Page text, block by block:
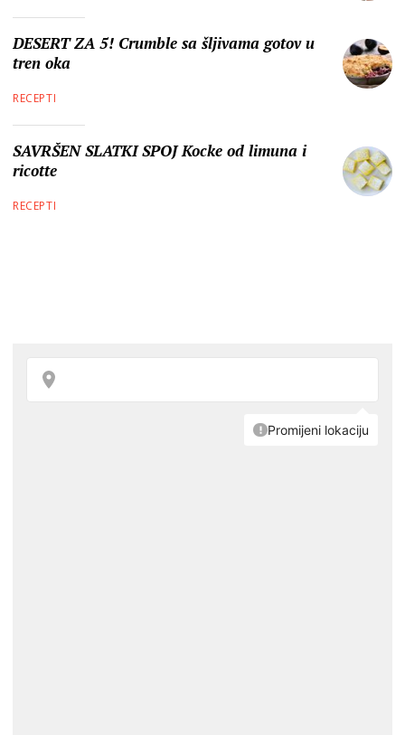
DESERT ZA 5! Crumble sa šljivama gotov u
tren oka
RECEPTI
SAVRŠEN SLATKI SPOJ Kocke od limuna i
ricotte
RECEPTI